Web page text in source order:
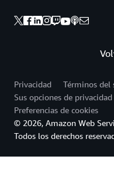
Privacidad
Términos del
Sus opciones de privacidad
Preferencias de cookies
© 2026, Amazon Web
Todos los derechos